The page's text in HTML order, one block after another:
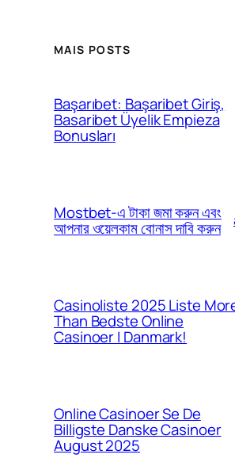
MAIS POSTS
Başarıbet: Başaribet Giriş,
Basaribet Üyelik Empieza
Bonusları
Mostbet-এ টাকা জমা করুন এবং
আপনার ওয়েলকাম বোনাস দাবি করুন
Casinoliste 2025 Liste
Than Bedste Online
Casinoer I Danmark!
Online Casinoer Se De
Billigste Danske Casinoer
August 2025